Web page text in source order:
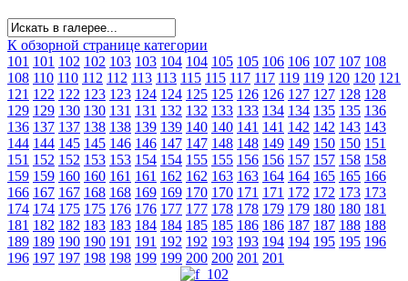
К обзорной странице категории
101 101 102 102 103 103 104 104 105 105 106 106 107 107 108
108 110 110 112 112 113 113 115 115 117 117 119 119 120 120 121
121 122 122 123 123 124 124 125 125 126 126 127 127 128 128
129 129 130 130 131 131 132 132 133 133 134 134 135 135 136
136 137 137 138 138 139 139 140 140 141 141 142 142 143 143
144 144 145 145 146 146 147 147 148 148 149 149 150 150 151
151 152 152 153 153 154 154 155 155 156 156 157 157 158 158
159 159 160 160 161 161 162 162 163 163 164 164 165 165 166
166 167 167 168 168 169 169 170 170 171 171 172 172 173 173
174 174 175 175 176 176 177 177 178 178 179 179 180 180 181
181 182 182 183 183 184 184 185 185 186 186 187 187 188 188
189 189 190 190 191 191 192 192 193 193 194 194 195 195 196
196 197 197 198 198 199 199 200 200 201 201